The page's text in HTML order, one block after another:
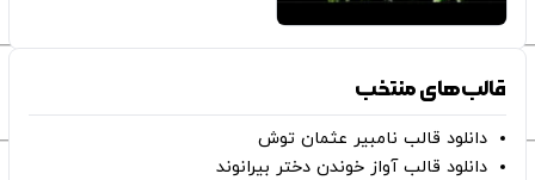
قالب‌های منتخب
دانلود قالب نامبیر عثمان ‌توش
دانلود قالب آواز خوندن دختر بیرانوند